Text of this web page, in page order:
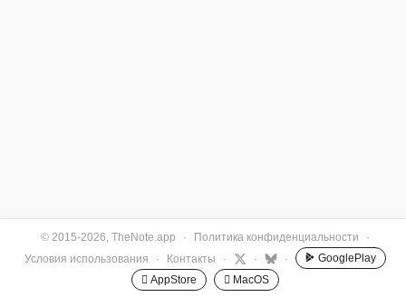
© 2015-2026, TheNote.app · Политика конфиденциальности
·
Условия использования
· Контакты · · ·
GooglePlay
 AppStore
 MacOS